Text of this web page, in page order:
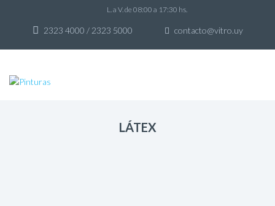
L. a V. de 08:00 a 17:30 hs.
2323 4000 / 2323 5000 contacto@vitro.uy
Skip to content
LÁTEX